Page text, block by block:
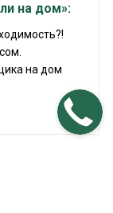
на дом»:
на дом